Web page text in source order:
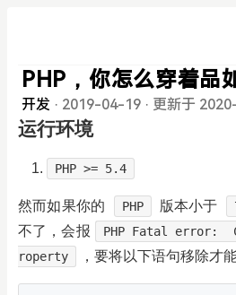
PHP，你怎么穿着品
开发 · 2019-04-19 · 更新于
运行环境
PHP >= 5.4
然而如果你的 PHP 版本小于
不了，会报
PHP Fatal error:
roperty
，要将以下语句移除才